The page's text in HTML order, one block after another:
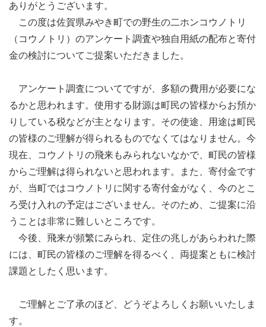
ありがとうございます。
この度は佐賀県みやき町での野生の二ホンコウノトリ
（コウノトリ）のアンケート調査や独自用紙の配布と寄付
金の検討についてご提案いただきました。
アンケート調査についてですが、多額の費用が必要にな
るかと思われます。使用する財源は町民の皆様からお預か
りしている税などが主となります。その使途、用途は町民
の皆様のご理解が得られるものでなくてはなりません。今
現在、コウノトリの飛来もみられないなかで、町民の皆様
からご理解は得られないと思われます。また、寄付金です
が、当町ではコウノトリに関する寄付金がなく、今のとこ
ろ受け入れの予定はございません。そのため、ご提案に沿
うことは非常に難しいところです。
今後、飛来が頻繁にみられ、定住の兆しがあらわれた際
には、町民の皆様のご理解を得るべく、両提案ともに検討
課題としたく思います。
ご理解とご了承のほど、どうぞよろしくお願いいたしま
す。